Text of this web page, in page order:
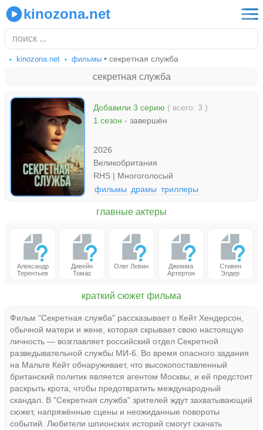
kinozona.net
kinozona.net фильмы • секретная служба
секретная служба
Добавили 3 серию ( всего: 3 )
1 сезон -завершён
2026
Великобритания
RHS | Многоголосый
фильмы драмы триллеры
главные актеры
Александр
Терентьев
Дивейн
Томас
Олег Левин
Джемма
Артертон
Стивен
Элдер
краткий сюжет фильма
Фильм "Секретная служба" рассказывает о Кейт Хендерсон,
обычной матери и жене, которая скрывает свою настоящую
личность — возглавляет российский отдел Секретной
разведывательной службы МИ-6. Во время опасного задания
на Мальте Кейт обнаруживает, что высокопоставленный
британский политик является агентом Москвы, и ей предстоит
раскрыть крота, чтобы предотвратить международный
скандал. В "Секретная служба" зрителей ждут захватывающий
сюжет, напряжённые сцены и неожиданные повороты
событий. Любители шпионских историй смогут скачать